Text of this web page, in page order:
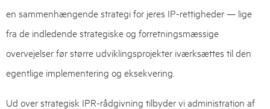
en sammenhængende strategi for jeres IP-rettigheder — lige
fra de indledende strategiske og forretningsmæssige
overvejelser før større udviklingsprojekter iværksættes til den
egentlige implementering og eksekvering.
Ud over strategisk IPR-rådgivning tilbyder vi administration af